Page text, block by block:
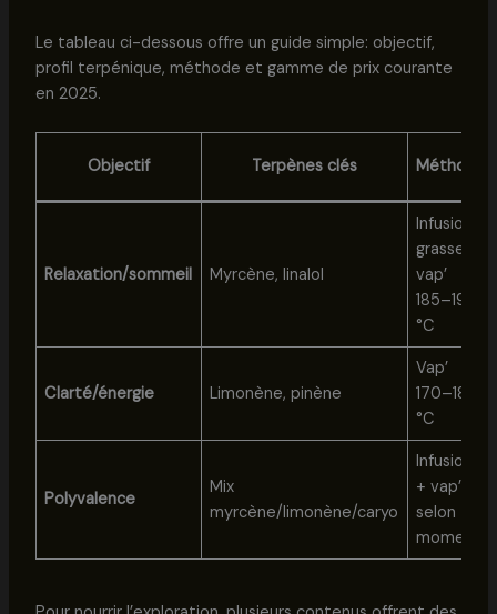
Le tableau ci-dessous offre un guide simple: objectif,
profil terpénique, méthode et gamme de prix courante
en 2025.
Objectif Terpènes clés Méthode
Relaxation/sommeil Myrcène, linalol
Infusion
grasse,
vap’
185–190
°C
Clarté/énergie Limonène, pinène
Vap’
170–180
°C
Polyvalence
Mix
myrcène/limonène/caryo
Infusion
+ vap’
selon
moment